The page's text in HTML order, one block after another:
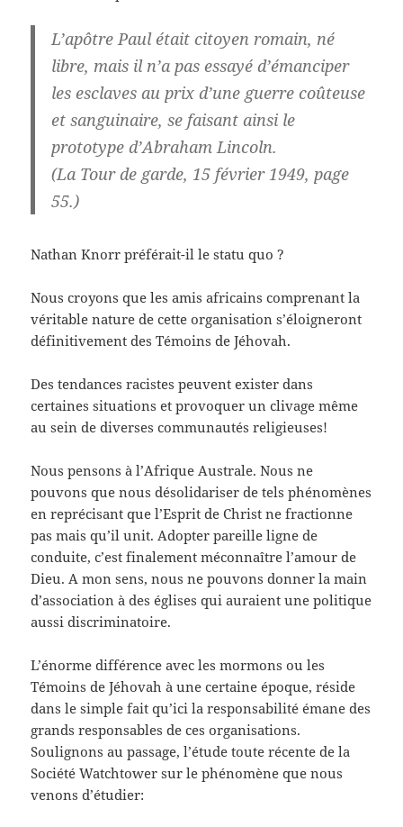
L’apôtre Paul était citoyen romain, né
libre, mais il n’a pas essayé d’émanciper
les esclaves au prix d’une guerre coûteuse
et sanguinaire, se faisant ainsi le
prototype d’Abraham Lincoln.
(La Tour de garde, 15 février 1949, page
55.)
Nathan Knorr préférait-il le statu quo ?
Nous croyons que les amis africains comprenant la
véritable nature de cette organisation s’éloigneront
définitivement des Témoins de Jéhovah.
Des tendances racistes peuvent exister dans
certaines situations et provoquer un clivage même
au sein de diverses communautés religieuses!
Nous pensons à l’Afrique Australe. Nous ne
pouvons que nous désolidariser de tels phénomènes
en reprécisant que l’Esprit de Christ ne fractionne
pas mais qu’il unit. Adopter pareille ligne de
conduite, c’est finalement méconnaître l’amour de
Dieu. A mon sens, nous ne pouvons donner la main
d’association à des églises qui auraient une politique
aussi discriminatoire.
L’énorme différence avec les mormons ou les
Témoins de Jéhovah à une certaine époque, réside
dans le simple fait qu’ici la responsabilité émane des
grands responsables de ces organisations.
Soulignons au passage, l’étude toute récente de la
Société Watchtower sur le phénomène que nous
venons d’étudier: